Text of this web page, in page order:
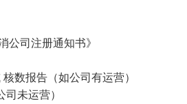
公司注册通知书》
数报告（如公司有运营）
未运营）